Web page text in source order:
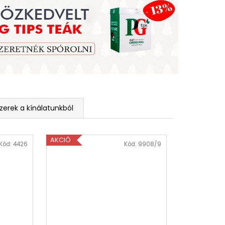
a kínálatunkból
Kód: 4426 AKCIÓ Kód: 9908/9